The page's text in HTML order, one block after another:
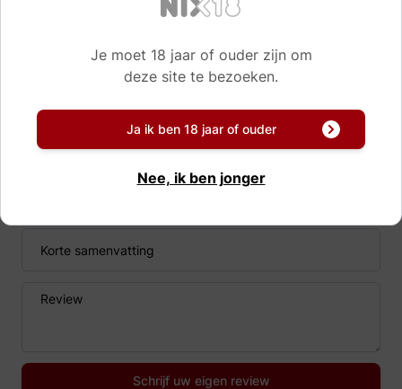
Er zijn nog geen reviews van dit product.
Schrijf uw eigen review
Je moet 18 jaar of ouder zijn om
deze site te bezoeken.
Ja ik ben 18 jaar of ouder
Nee, ik ben jonger